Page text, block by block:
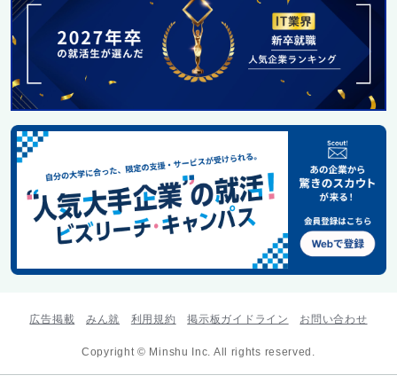
広告掲載 みん就 利用規約 掲示板ガイドライン お問い合わせ
Copyright © Minshu Inc. All rights reserved.